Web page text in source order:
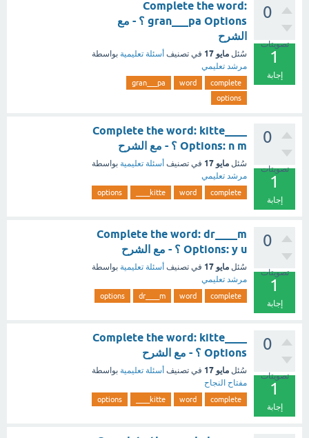
0
تصويتات
1
إجابة
Complete the word:
gran___pa Options ؟ - مع
الشرح
سُئل مايو 17 في تصنيف أسئلة تعليمية بواسطة
مرشد تعليمي
complete
word
gran___pa
options
0
تصويتات
1
إجابة
Complete the word: kitte____
Options: n m ؟ - مع الشرح
سُئل مايو 17 في تصنيف أسئلة تعليمية بواسطة
مرشد تعليمي
complete
word
kitte____
options
0
تصويتات
1
إجابة
Complete the word: dr____m
Options: y u ؟ - مع الشرح
سُئل مايو 17 في تصنيف أسئلة تعليمية بواسطة
مرشد تعليمي
complete
word
dr____m
options
0
تصويتات
1
إجابة
Complete the word: kitte____
Options ؟ - مع الشرح
سُئل مايو 17 في تصنيف أسئلة تعليمية بواسطة
مفتاح النجاح
complete
word
kitte____
options